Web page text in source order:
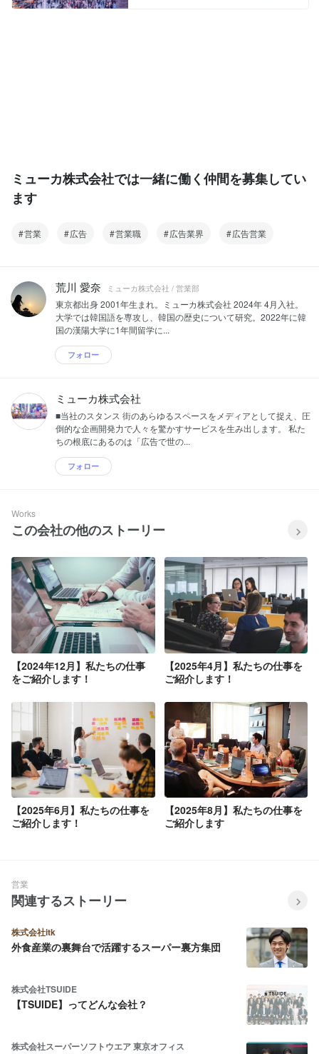
ミューカ株式会社では一緒に働く仲間を募集してい
ます
営業 広告 営業職 広告業界 広告営業
荒川 愛奈 ミューカ株式会社 / 営業部
東京都出身 2001年生まれ。ミューカ株式会社 2024年 4月入社。
大学では韓国語を専攻し、韓国の歴史について研究。2022年に韓
国の漢陽大学に1年間留学に...
フォロー
ミューカ株式会社
■当社のスタンス 街のあらゆるスペースをメディアとして捉え、圧
倒的な企画開発力で人々を驚かすサービスを生み出します。 私た
ちの根底にあるのは「広告で世の...
フォロー
Works
この会社の他のストーリー
【2024年12月】私たちの仕事
をご紹介します！
【2025年4月】私たちの仕事を
ご紹介します！
【2025年6月】私たちの仕事を
ご紹介します！
【2025年8月】私たちの仕事を
ご紹介します
営業
関連するストーリー
株式会社itk
外食産業の裏舞台で活躍するスーパー裏方集団
株式会社TSUIDE
【TSUIDE】ってどんな会社？
株式会社スーパーソフトウエア 東京オフィス